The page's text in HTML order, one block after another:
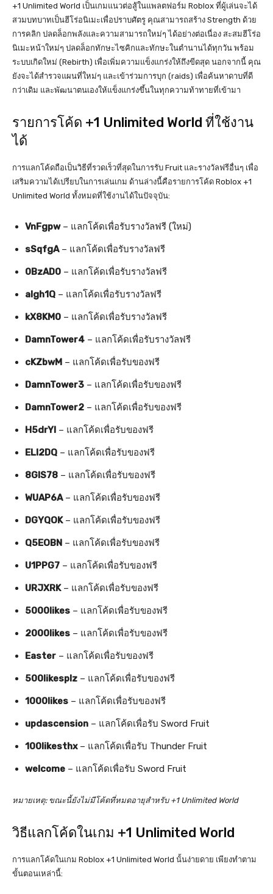
+1 Unlimited World เป็นเกมแนวต่อสู้ในแพลตฟอร์ม Roblox ที่ผู้เล่นจะได้
สวมบทบาทเป็นฮีโร่อนิเมะเพื่อปราบศัตรู คุณสามารถสร้าง Strength ด้วย
การคลิก ปลดล็อกพลังและความสามารถใหม่ๆ ได้อย่างต่อเนื่อง สะสมฮีโร่อ
นิเมะหน้าใหม่ๆ ปลดล็อกทักษะไซคิกและทักษะในตำนานได้ทุกวัน พร้อม
ระบบเกิดใหม่ (Rebirth) เพื่อเพิ่มความแข็งแกร่งให้ถึงขีดสุด นอกจากนี้ คุณ
ยังจะได้สำรวจแผนที่ใหม่ๆ และเข้าร่วมการบุก (raids) เพื่อค้นหาดาบที่ดี
กว่าเดิม และพัฒนาตนเองให้แข็งแกร่งขึ้นในทุกความท้าทายที่เข้ามา
รายการโค้ด +1 Unlimited World ที่ใช้งาน
ได้
การแลกโค้ดถือเป็นวิธีที่รวดเร็วที่สุดในการรับ Fruit และรางวัลฟรีอื่นๆ เพื่อ
เสริมความได้เปรียบในการเล่นเกม ด้านล่างนี้คือรายการโค้ด Roblox +1
Unlimited World ทั้งหมดที่ใช้งานได้ในปัจจุบัน:
VnFgpw– แลกโค้ดเพื่อรับรางวัลฟรี (ใหม่)
sSqfgA– แลกโค้ดเพื่อรับรางวัลฟรี
0BzAD0 – แลกโค้ดเพื่อรับรางวัลฟรี
aIgh1Q – แลกโค้ดเพื่อรับรางวัลฟรี
kX8KM0 – แลกโค้ดเพื่อรับรางวัลฟรี
DamnTower4 – แลกโค้ดเพื่อรับรางวัลฟรี
cKZbwM – แลกโค้ดเพื่อรับของฟรี
DamnTower3 – แลกโค้ดเพื่อรับของฟรี
DamnTower2 – แลกโค้ดเพื่อรับของฟรี
H5drYl – แลกโค้ดเพื่อรับของฟรี
ELI2DQ – แลกโค้ดเพื่อรับของฟรี
8GIS78 – แลกโค้ดเพื่อรับของฟรี
WUAP6A– แลกโค้ดเพื่อรับของฟรี
DGYQOK– แลกโค้ดเพื่อรับของฟรี
Q5EOBN – แลกโค้ดเพื่อรับของฟรี
U1PPG7 – แลกโค้ดเพื่อรับของฟรี
URJXRK– แลกโค้ดเพื่อรับของฟรี
5000likes – แลกโค้ดเพื่อรับของฟรี
2000likes – แลกโค้ดเพื่อรับของฟรี
Easter – แลกโค้ดเพื่อรับของฟรี
500likesplz – แลกโค้ดเพื่อรับของฟรี
1000likes – แลกโค้ดเพื่อรับของฟรี
updascension – แลกโค้ดเพื่อรับ Sword Fruit
100likesthx– แลกโค้ดเพื่อรับ Thunder Fruit
welcome – แลกโค้ดเพื่อรับ Sword Fruit
หมายเหตุ: ขณะนี้ยังไม่มีโค้ดที่หมดอายุสำหรับ +1 Unlimited World
วิธีแลกโค้ดในเกม +1 Unlimited World
การแลกโค้ดในเกม Roblox +1 Unlimited World นั้นง่ายดาย เพียงทำตาม
ขั้นตอนเหล่านี้: